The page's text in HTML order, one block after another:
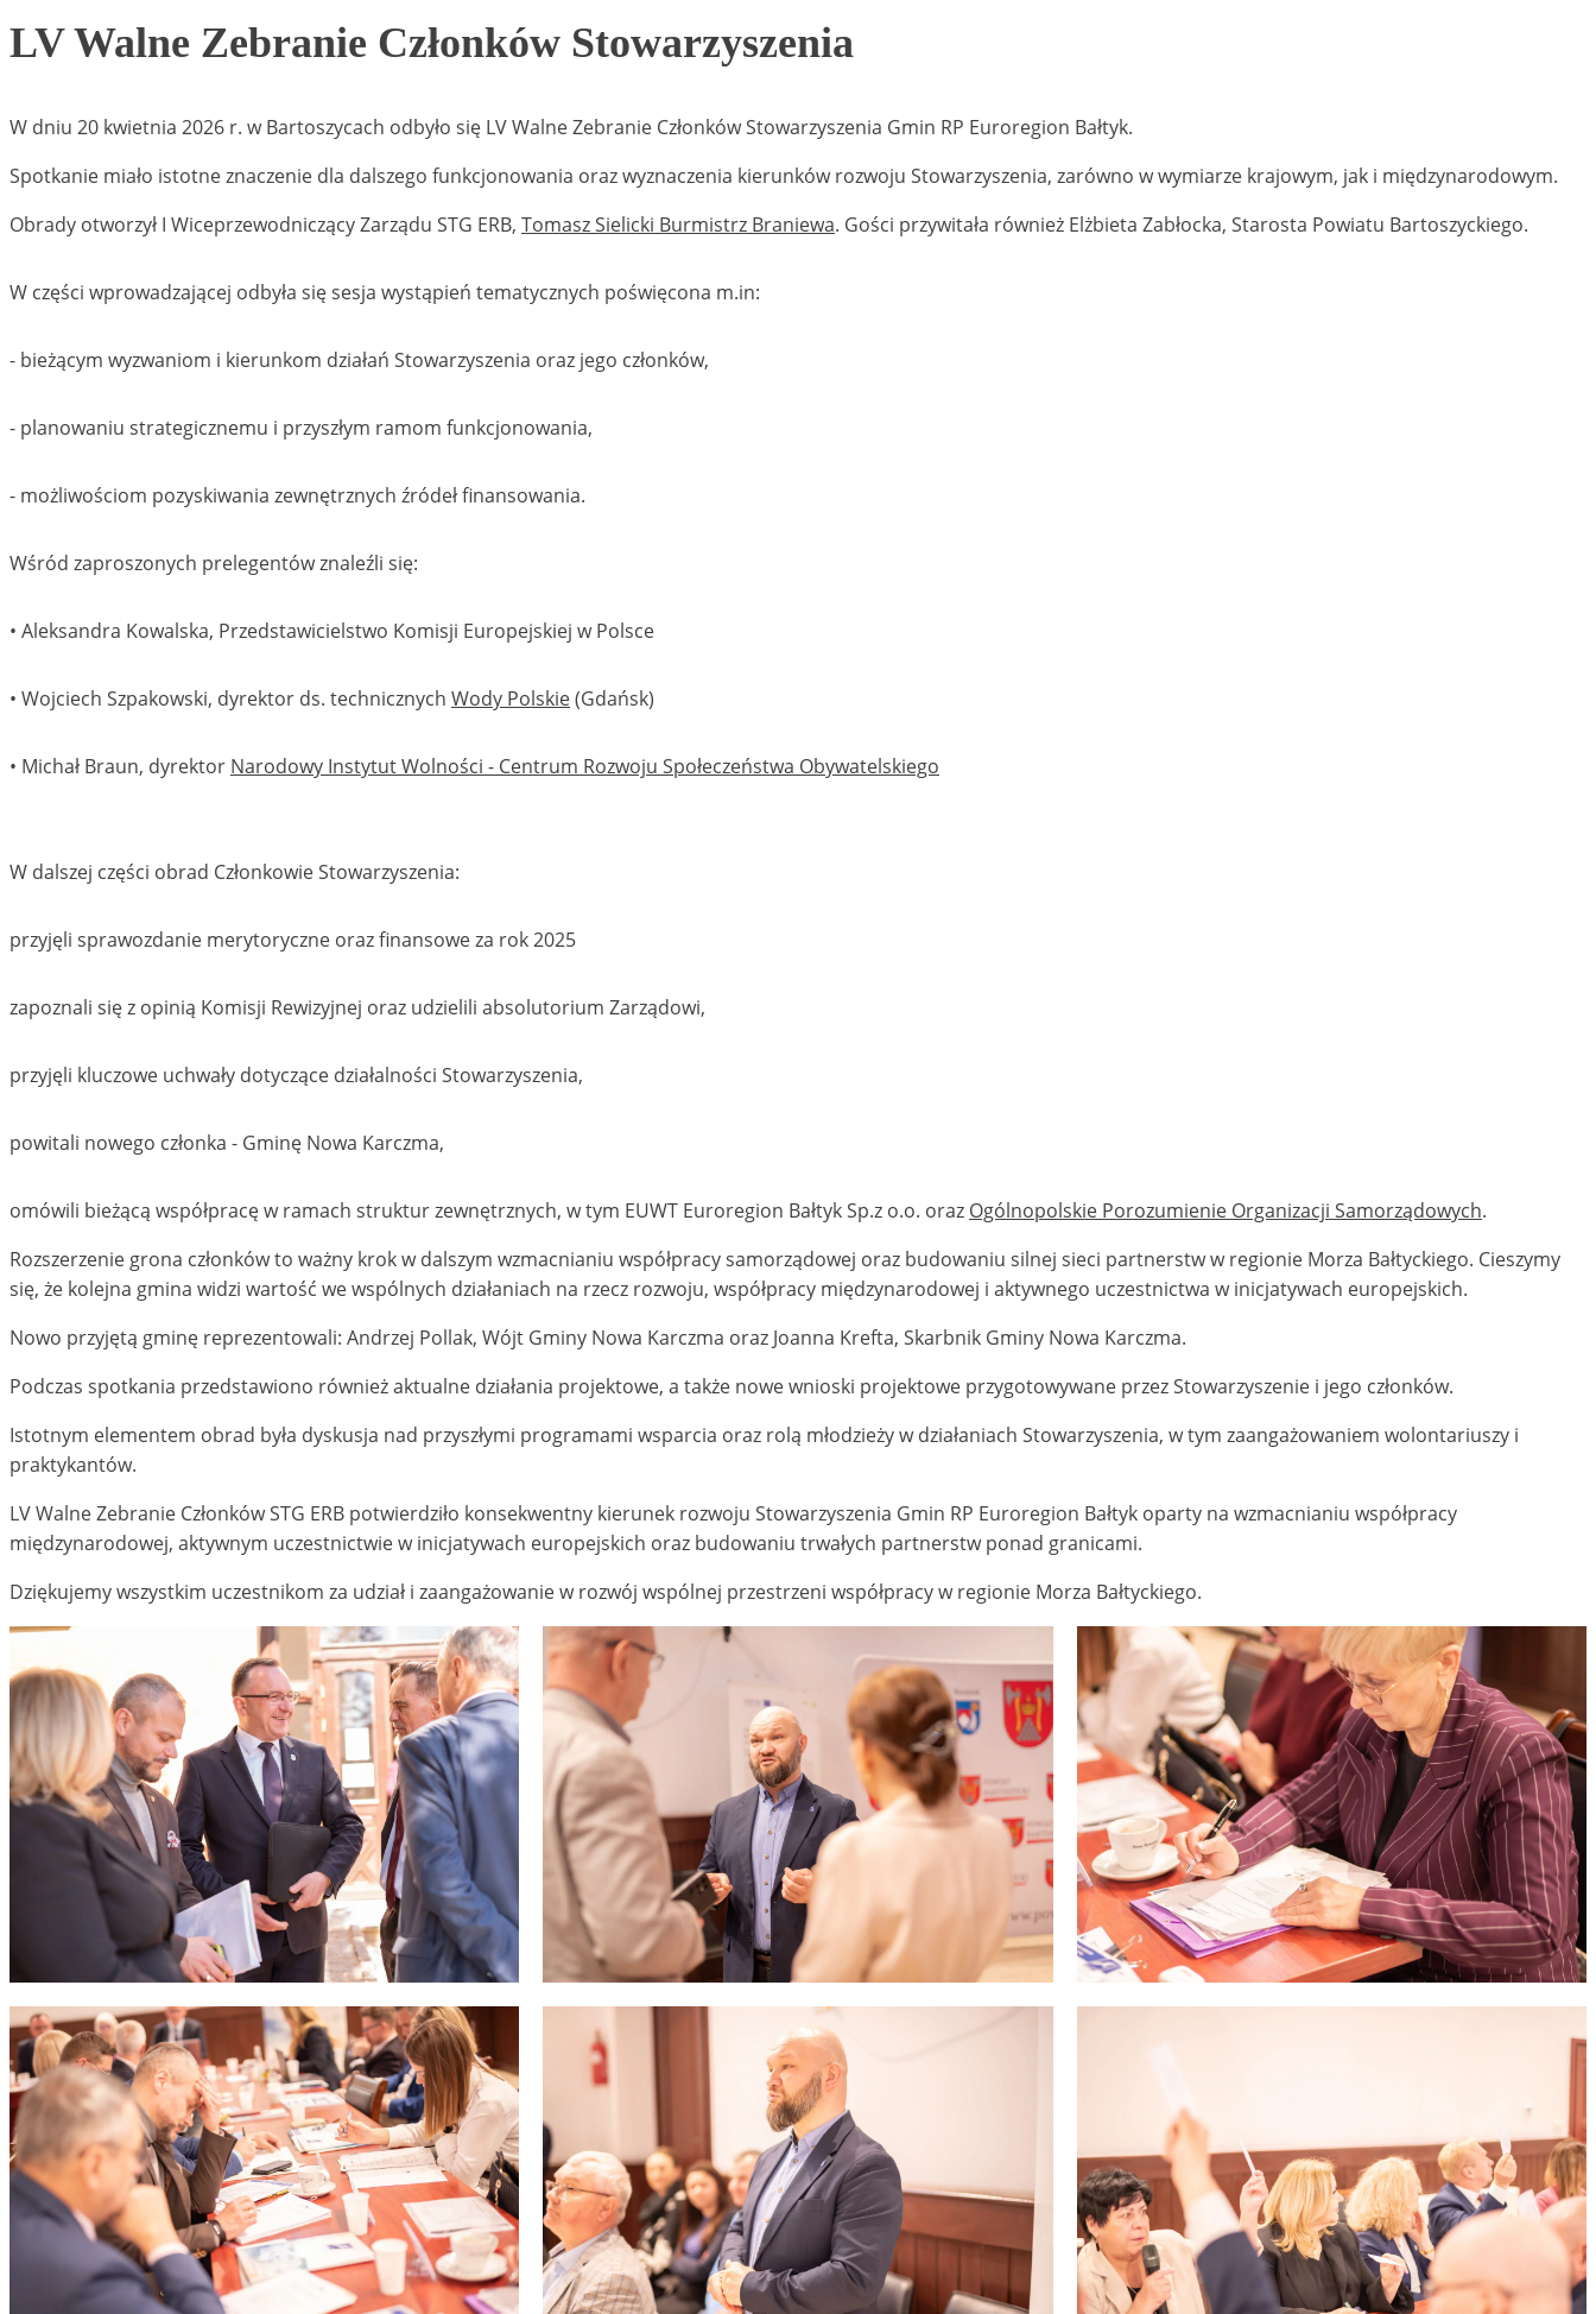
LV Walne Zebranie Członków Stowarzyszenia
W dniu 20 kwietnia 2026 r. w Bartoszycach odbyło się LV Walne Zebranie Członków Stowarzyszenia Gmin RP Euroregion Bałtyk.
Spotkanie miało istotne znaczenie dla dalszego funkcjonowania oraz wyznaczenia kierunków rozwoju Stowarzyszenia, zarówno w wymiarze krajowym, jak i międzynarodowym.
Obrady otworzył I Wiceprzewodniczący Zarządu STG ERB, Tomasz Sielicki Burmistrz Braniewa. Gości przywitała również Elżbieta Zabłocka, Starosta Powiatu Bartoszyckiego.
W części wprowadzającej odbyła się sesja wystąpień tematycznych poświęcona m.in:
- bieżącym wyzwaniom i kierunkom działań Stowarzyszenia oraz jego członków,
- planowaniu strategicznemu i przyszłym ramom funkcjonowania,
- możliwościom pozyskiwania zewnętrznych źródeł finansowania.
Wśród zaproszonych prelegentów znaleźli się:
• Aleksandra Kowalska, Przedstawicielstwo Komisji Europejskiej w Polsce
• Wojciech Szpakowski, dyrektor ds. technicznych Wody Polskie(Gdańsk)
• Michał Braun, dyrektor Narodowy Instytut Wolności - Centrum Rozwoju Społeczeństwa Obywatelskiego
W dalszej części obrad Członkowie Stowarzyszenia:
przyjęli sprawozdanie merytoryczne oraz finansowe za rok 2025
zapoznali się z opinią Komisji Rewizyjnej oraz udzielili absolutorium Zarządowi,
przyjęli kluczowe uchwały dotyczące działalności Stowarzyszenia,
powitali nowego członka - Gminę Nowa Karczma,
omówili bieżącą współpracę w ramach struktur zewnętrznych, w tym EUWT Euroregion Bałtyk Sp.z o.o. oraz Ogólnopolskie Porozumienie Organizacji Samorządowych.
Rozszerzenie grona członków to ważny krok w dalszym wzmacnianiu współpracy samorządowej oraz budowaniu silnej sieci partnerstw w regionie Morza Bałtyckiego. Cieszymy
się, że kolejna gmina widzi wartość we wspólnych działaniach na rzecz rozwoju, współpracy międzynarodowej i aktywnego uczestnictwa w inicjatywach europejskich.
Nowo przyjętą gminę reprezentowali: Andrzej Pollak, Wójt Gminy Nowa Karczma oraz Joanna Krefta, Skarbnik Gminy Nowa Karczma.
Podczas spotkania przedstawiono również aktualne działania projektowe, a także nowe wnioski projektowe przygotowywane przez Stowarzyszenie i jego członków.
Istotnym elementem obrad była dyskusja nad przyszłymi programami wsparcia oraz rolą młodzieży w działaniach Stowarzyszenia, w tym zaangażowaniem wolontariuszy i
praktykantów.
LV Walne Zebranie Członków STG ERB potwierdziło konsekwentny kierunek rozwoju Stowarzyszenia Gmin RP Euroregion Bałtyk oparty na wzmacnianiu współpracy
międzynarodowej, aktywnym uczestnictwie w inicjatywach europejskich oraz budowaniu trwałych partnerstw ponad granicami.
Dziękujemy wszystkim uczestnikom za udział i zaangażowanie w rozwój wspólnej przestrzeni współpracy w regionie Morza Bałtyckiego.